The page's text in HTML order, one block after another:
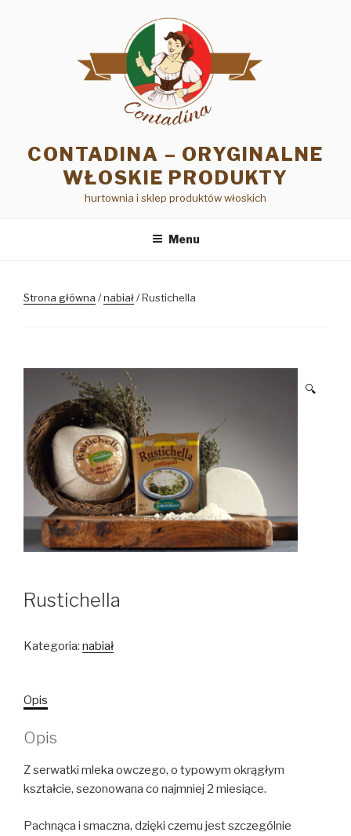
CONTADINA – ORYGINALNE
WŁOSKIE PRODUKTY
hurtownia i sklep produktów włoskich
Menu
Strona główna /nabiał/ Rustichella
🔍
Rustichella
Kategoria: nabiał
Opis
Opis
Z serwatki mleka owczego, o typowym okrągłym
kształcie, sezonowana co najmniej 2 miesiące.
Pachnąca i smaczna, dzięki czemu jest szczególnie